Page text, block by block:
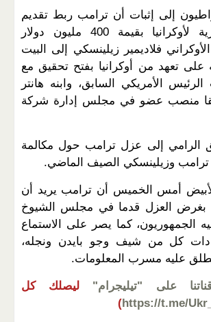
إلى إثبات أن ترامب ربط تقديم
مساعدة عسكرية لأوكرانيا بقيمة 400 مليون دولار
فلاديمير زيلينسكي إلى البيت
على تعهد من أوكرانيا بفتح تحقيق مع
الأمريكي السابق، وابنه هانتر
منصب عضو في مجلس إدارة شركة
الرامي إلى عزل ترامب حول مكالمة
ترامب وزيلينسكي الصيف الماضي.
أمس الخميس أن ترامب يريد أن
بغرض العزل قدما في مجلس الشيوخ
الجمهوريون، كما يصر على الاستماع
كل من شيف وجو بايدن ونجله،
عليه مسرب المعلومات.
على "تيليجرام"
ليصلك كل
https://t.me/
)